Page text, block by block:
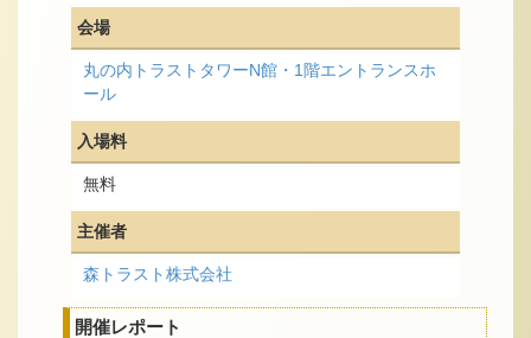
会場
丸の内トラストタワーN館・1階エントランスホ
ール
入場料
無料
主催者
森トラスト株式会社
開催レポート